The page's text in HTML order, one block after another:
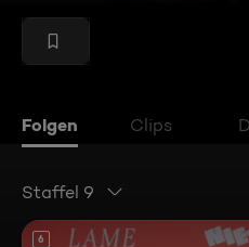
Folgen Clips
Staffel 9
6